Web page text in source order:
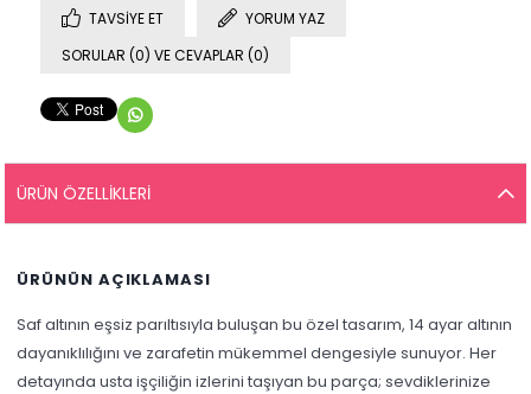
TAVSIYE ET
YORUM YAZ
SORULAR (0) VE CEVAPLAR (0)
ÜRÜN ÖZELLIKLERI
ÜRÜNÜN AÇIKLAMASI
Saf altının eşsiz parıltısıyla buluşan bu özel tasarım, 14 ayar altının
dayanıklılığını ve zarafetin mükemmel dengesiyle sunuyor. Her
detayında usta işçiliğin izlerini taşıyan bu parça; sevdiklerinize